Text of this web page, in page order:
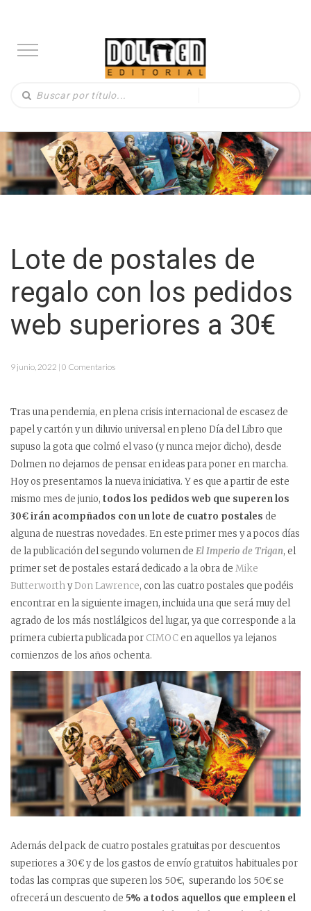
Lote de postales de
regalo con los pedidos
web superiores a 30€
9 junio, 2022 | 0 Comentarios
Tras una pendemia, en plena crisis internacional de escasez de
papel y cartón y un diluvio universal en pleno Día del Libro que
supuso la gota que colmó el vaso (y nunca mejor dicho), desde
Dolmen no dejamos de pensar en ideas para poner en marcha.
Hoy os presentamos la nueva iniciativa. Y es que a partir de este
mismo mes de junio, todos los pedidos web que superen los
30€ irán acompñados con un lote de cuatro postales de
alguna de nuestras novedades. En este primer mes y a pocos días
de la publicación del segundo volumen de El Imperio de Trigan, el
primer set de postales estará dedicado a la obra de Mike
ButterworthyDon Lawrence, con las cuatro postales que podéis
encontrar en la siguiente imagen, incluida una que será muy del
agrado de los más nostlálgicos del lugar, ya que corresponde a la
primera cubierta publicada por CIMOCen aquellos ya lejanos
comienzos de los años ochenta.
Además del pack de cuatro postales gratuitas por descuentos
superiores a 30€ y de los gastos de envío gratuitos habituales por
todas las compras que superen los 50€, superando los 50€ se
ofrecerá un descuento de 5% a todos aquellos que empleen el